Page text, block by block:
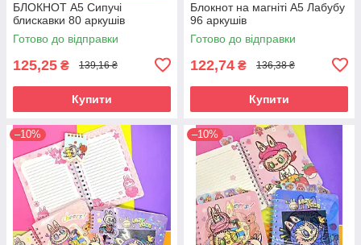
БЛОКНОТ А5 Сипучі
блискавки 80 аркушів
Готово до відправки
125,25 ₴ 139,16 ₴
Купити
Блокнот на магніті А5 Лабубу
96 аркушів
Готово до відправки
122,74 ₴ 136,38 ₴
Купити
–10% –10%